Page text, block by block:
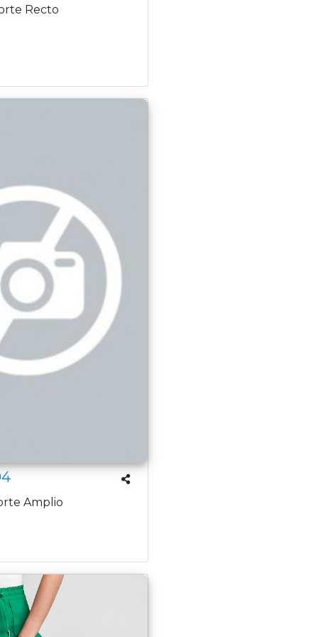
Recto
Amplio